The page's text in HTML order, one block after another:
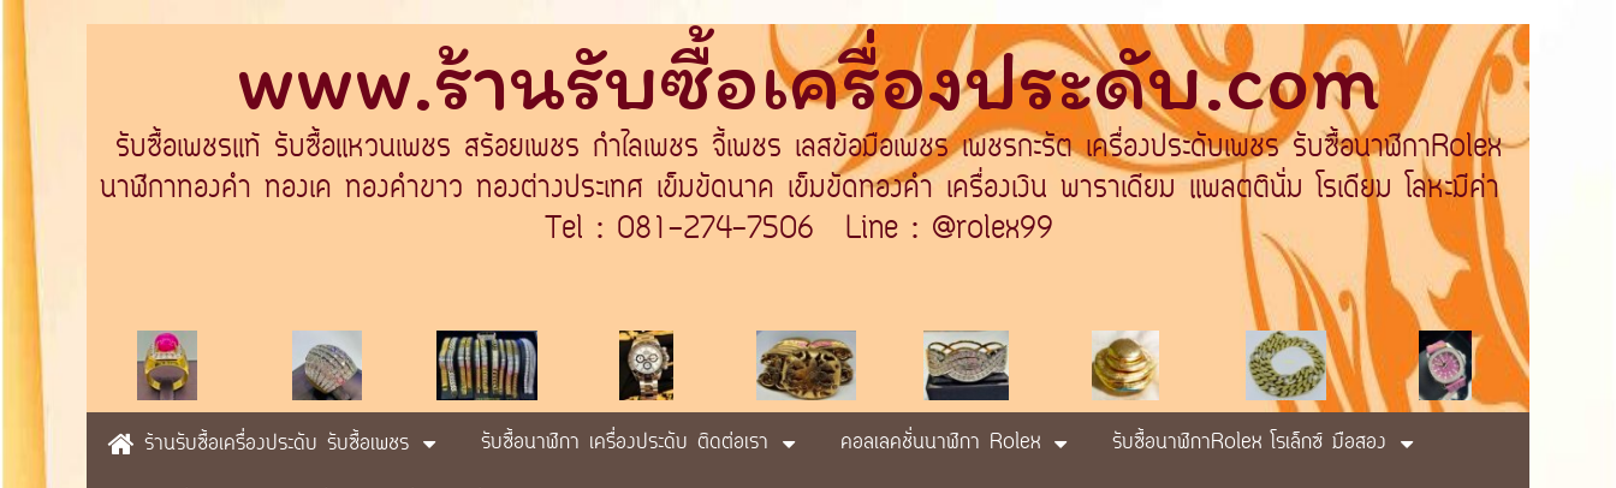
www.ร้านรับซื้อเครื่องประดับ.com
รับซื้อเพชรแท้ รับซื้อแหวนเพชร สร้อยเพชร กำไลเพชร จี้เพชร เลสข้อมือเพชร เพชรกะรัต เครื่องประดับเพชร รับซื้อนาฬิกาRolex
นาฬิกาทองคำ ทองเค ทองคำขาว ทองต่างประเทศ เข็มขัดนาค เข็มขัดทองคำ เครื่องเงิน พาราเดียม แพลตตินั่ม โรเดียม โลหะมีค่า
Tel : 081-274-7506 Line : @rolex99
ร้านรับซื้อเครื่องประดับ รับซื้อเพชร รับซื้อนาฬิกา เครื่องประดับ ติดต่อเรา คอลเลคชั่นนาฬิกา Rolex
รับซื้อนาฬิกาRolex โรเล็กซ์ มือสอง